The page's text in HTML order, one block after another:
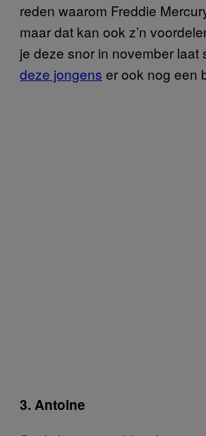
reden waarom Freddie
maar dat kan ook z’n
je deze snor in november laat
deze jongens er ook nog een
3. Antoine